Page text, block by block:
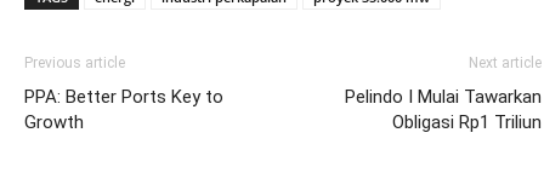
Previous article
PPA: Better Ports Key to
Growth
Next article
Pelindo I Mulai Tawarkan
Obligasi Rp1 Triliun